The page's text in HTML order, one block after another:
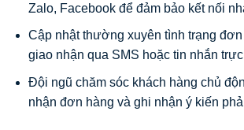
Zalo, Facebook để đảm bảo kết nối
Cập nhật thường xuyên tình trạng
giao nhận qua SMS hoặc tin nhắn
Đội ngũ chăm sóc khách hàng chủ
nhận đơn hàng và ghi nhận ý kiến